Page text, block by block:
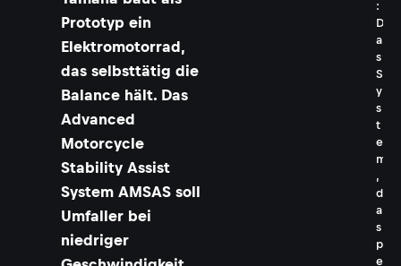
Prototyp ein
Elektromotorrad,
das selbsttätig die
Balance hält. Das
Advanced
Motorcycle
Stability Assist
System AMSAS soll
Umfaller bei
niedriger
:
D
a
s
S
y
s
t
e
m
,
d
a
s
p
e